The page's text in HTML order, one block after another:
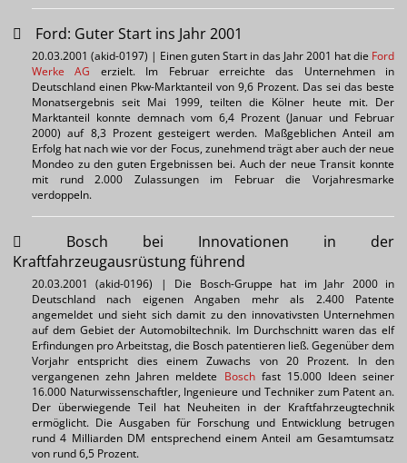
Ford: Guter Start ins Jahr 2001
20.03.2001 (akid-0197) | Einen guten Start in das Jahr 2001 hat die Ford
Werke AG erzielt. Im Februar erreichte das Unternehmen in
Deutschland einen Pkw-Marktanteil von 9,6 Prozent. Das sei das beste
Monatsergebnis seit Mai 1999, teilten die Kölner heute mit. Der
Marktanteil konnte demnach vom 6,4 Prozent (Januar und Februar
2000) auf 8,3 Prozent gesteigert werden. Maßgeblichen Anteil am
Erfolg hat nach wie vor der Focus, zunehmend trägt aber auch der neue
Mondeo zu den guten Ergebnissen bei. Auch der neue Transit konnte
mit rund 2.000 Zulassungen im Februar die Vorjahresmarke
verdoppeln.
Bosch bei Innovationen in der
Kraftfahrzeugausrüstung führend
20.03.2001 (akid-0196) | Die Bosch-Gruppe hat im Jahr 2000 in
Deutschland nach eigenen Angaben mehr als 2.400 Patente
angemeldet und sieht sich damit zu den innovativsten Unternehmen
auf dem Gebiet der Automobiltechnik. Im Durchschnitt waren das elf
Erfindungen pro Arbeitstag, die Bosch patentieren ließ. Gegenüber dem
Vorjahr entspricht dies einem Zuwachs von 20 Prozent. In den
vergangenen zehn Jahren meldete Boschfast 15.000 Ideen seiner
16.000 Naturwissenschaftler, Ingenieure und Techniker zum Patent an.
Der überwiegende Teil hat Neuheiten in der Kraftfahrzeugtechnik
ermöglicht. Die Ausgaben für Forschung und Entwicklung betrugen
rund 4 Milliarden DM entsprechend einem Anteil am Gesamtumsatz
von rund 6,5 Prozent.